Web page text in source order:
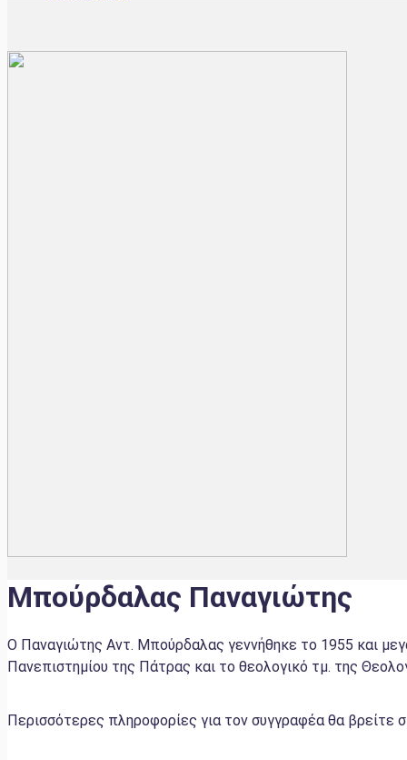
Μπούρδαλας Παναγιώτης
Ο Παναγιώτης Αντ. Μπούρδαλας γεννήθηκε το 1955 και
Πανεπιστημίου της Πάτρας και το θεολογικό τμ. της
Περισσότερες πληροφορίες για τον συγγραφέα θα βρείτε